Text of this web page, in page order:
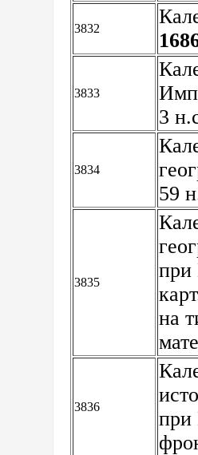
3832
3833
3
3834
59
3835
при
на
3836
при